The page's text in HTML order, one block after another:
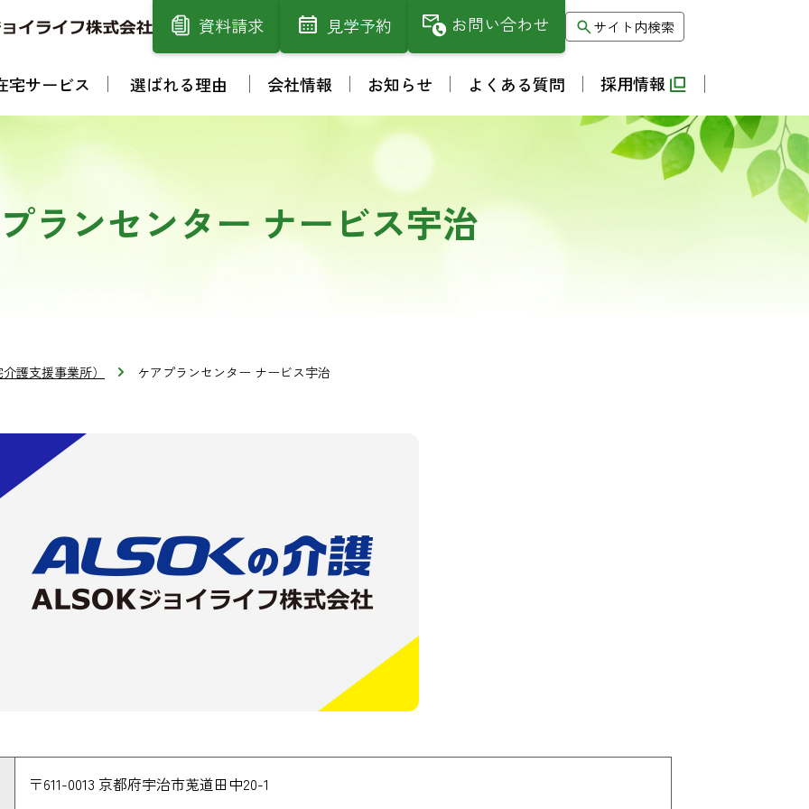
資料請求 見学予約 お問い合わせ サイト内検索
宅サービス 選ばれる理由 会社情報 お知らせ よくある質問 採用情報
ランセンター ナービス宇治
護支援事業所） ケアプランセンター ナービス宇治
〒611-0013 京都府宇治市莵道田中20-1